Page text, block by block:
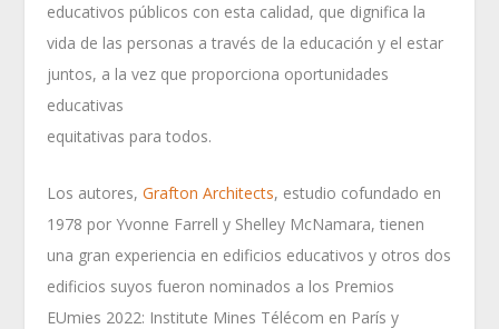
educativos públicos con esta calidad, que dignifica la
vida de las personas a través de la educación y el estar
juntos, a la vez que proporciona oportunidades
educativas
equitativas para todos.
Los autores,Grafton Architects, estudio cofundado en
1978 por Yvonne Farrell y Shelley McNamara, tienen
una gran experiencia en edificios educativos y otros dos
edificios suyos fueron nominados a los Premios
EUmies 2022: Institute Mines Télécom en París y